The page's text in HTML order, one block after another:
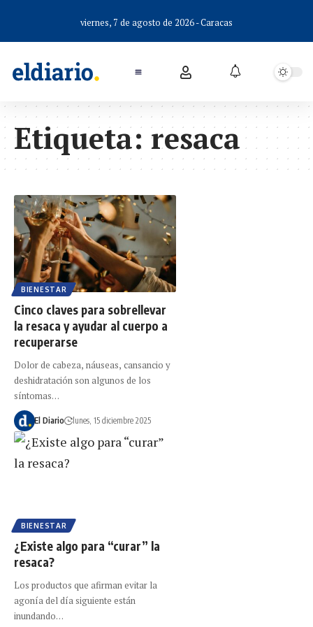
viernes, 7 de agosto de 2026 - Caracas
Etiqueta: resaca
BIENESTAR
Cinco claves para sobrellevar
la resaca y ayudar al cuerpo a
recuperarse
Dolor de cabeza, náuseas, cansancio y
deshidratación son algunos de los
síntomas…
El Diario lunes, 15 diciembre 2025
BIENESTAR
¿Existe algo para “curar” la
resaca?
Los productos que afirman evitar la
agonía del día siguiente están
inundando…